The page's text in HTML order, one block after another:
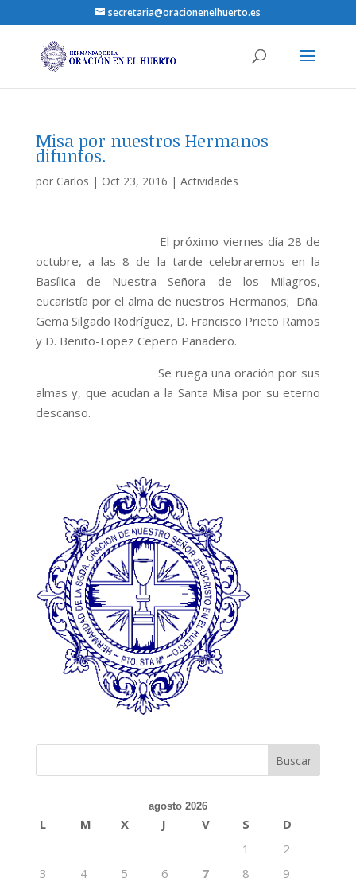
secretaria@oracionenelhuerto.es
Misa por nuestros Hermanos
difuntos.
por Carlos | Oct 23, 2016 | Actividades
El próximo viernes día 28 de
octubre, a las 8 de la tarde celebraremos en la
Basílica de Nuestra Señora de los Milagros,
eucaristía por el alma de nuestros Hermanos; Dña.
Gema Silgado Rodríguez, D. Francisco Prieto Ramos
y D. Benito-Lopez Cepero Panadero.
Se ruega una oración por sus
almas y, que acudan a la Santa Misa por su eterno
descanso.
agosto 2026
L M X J V S
D
1
2
3
4 5 6 7 8
9